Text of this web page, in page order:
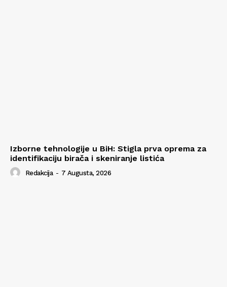
Izborne tehnologije u BiH: Stigla prva oprema za
identifikaciju birača i skeniranje listića
Redakcija - 7 Augusta, 2026